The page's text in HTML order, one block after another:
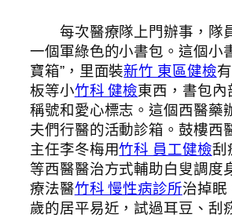
每次醫療隊上門辦事，隊
一個軍綠色的小書包。這個小
寶箱”，里面裝新竹 東區健檢
板等小竹科 健檢東西，書包內
稱號和愛心標志。這個西醫藥
夫們行醫的活動診箱。鼓樓西
主任李冬梅用竹科 員工健檢刮
等西醫醫治方式輔助白叟調度
療法醫竹科 慢性病診所治掉眠
歲的居平易近，試過耳豆、刮